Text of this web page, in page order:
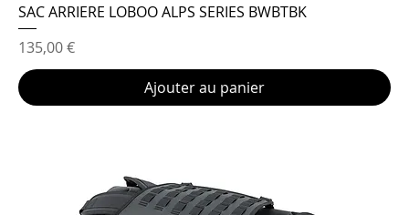
SAC ARRIERE LOBOO ALPS SERIES BWBTBK
Prix
135,00 €
Ajouter au panier